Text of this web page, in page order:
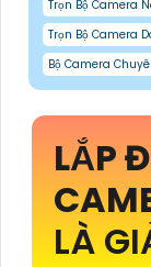
Trọn Bộ Camera
Trọn Bộ Camera
Bộ Camera
LẮP
LÀ